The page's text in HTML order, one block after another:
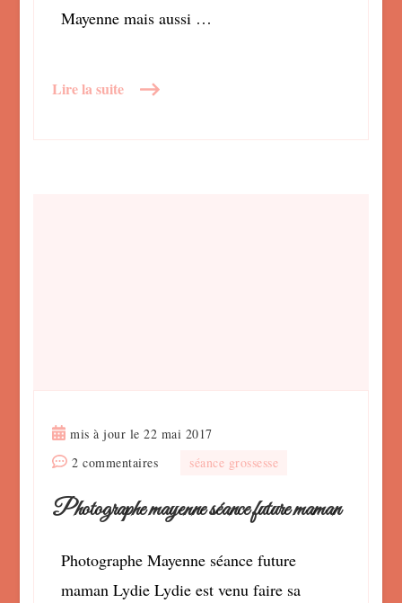
Mayenne mais aussi …
Lire la suite
mis à jour le22 mai 2017
2 commentairessur
mayenne
future
séance grossesse
Photographe mayenne séance future maman
Photographe Mayenne séance future
maman Lydie Lydie est venu faire sa